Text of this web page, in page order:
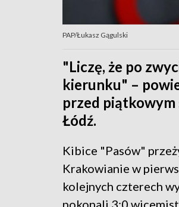
PAP/Łukasz Gągulski
"Liczę, że po
kierunku" –
przed
Łódź.
Kibice "Pasów"
Krakowianie w
kolejnych czterech